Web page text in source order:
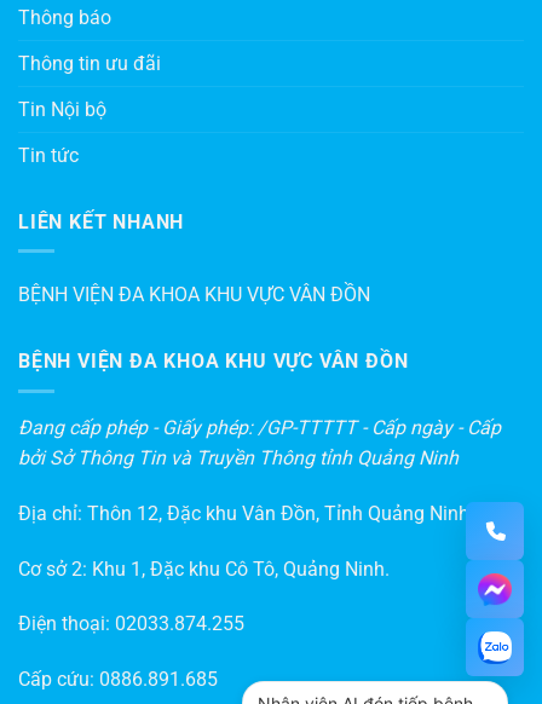
Thông báo
Thông tin ưu đãi
Tin Nội bộ
Tin tức
LIÊN KẾT NHANH
BỆNH VIỆN ĐA KHOA KHU VỰC VÂN ĐỒN
BỆNH VIỆN ĐA KHOA KHU VỰC VÂN ĐỒN
Đang cấp phép - Giấy phép: /GP-TTTTT - Cấp ngày - Cấp
bởi Sở Thông Tin và Truyền Thông tỉnh Quảng Ninh
Địa chỉ: Thôn 12, Đặc khu Vân Đồn, Tỉnh Quảng Ninh
Cơ sở 2: Khu 1, Đặc khu Cô Tô, Quảng Ninh.
Điện thoại: 02033.874.255
Cấp cứu: 0886.891.685